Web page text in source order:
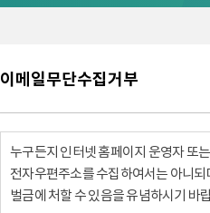
이메일무단수집거부
누구든지 인터넷 홈페이지 운영자 또
전자우편주소를 수집하여서는 아니되
벌금에 처할 수 있음을 유념하시기 바